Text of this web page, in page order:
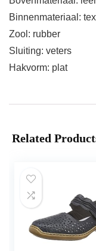
Binnenmateriaal:
Zool: rubber
Sluiting: veters
Hakvorm: plat
Related